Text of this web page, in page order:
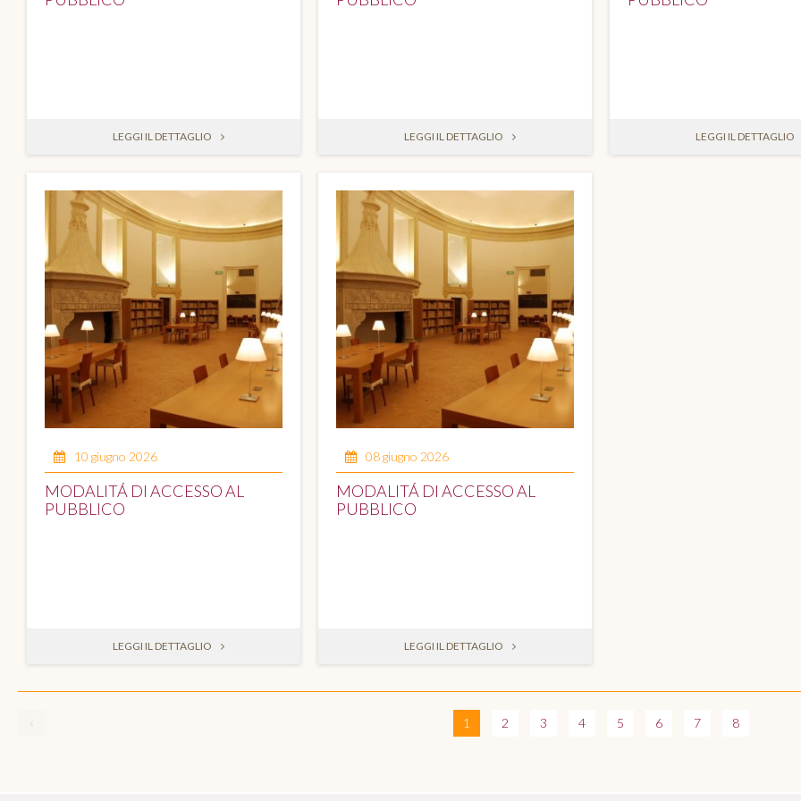
LEGGI IL DETTAGLIO LEGGI IL DETTAGLIO LEGGI IL DETTAGLIO
10 giugno 2026
MODALITÁ DI ACCESSO AL
PUBBLICO
LEGGI IL DETTAGLIO
08 giugno 2026
MODALITÁ DI ACCESSO AL
PUBBLICO
LEGGI IL DETTAGLIO
1 2 3 4 5 6 7 8